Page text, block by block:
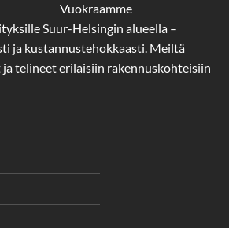
Vuokraamme
Suur-Helsingin alueella –
ja kustannustehokkaasti. Meiltä
telineet erilaisiin rakennuskohteisiin